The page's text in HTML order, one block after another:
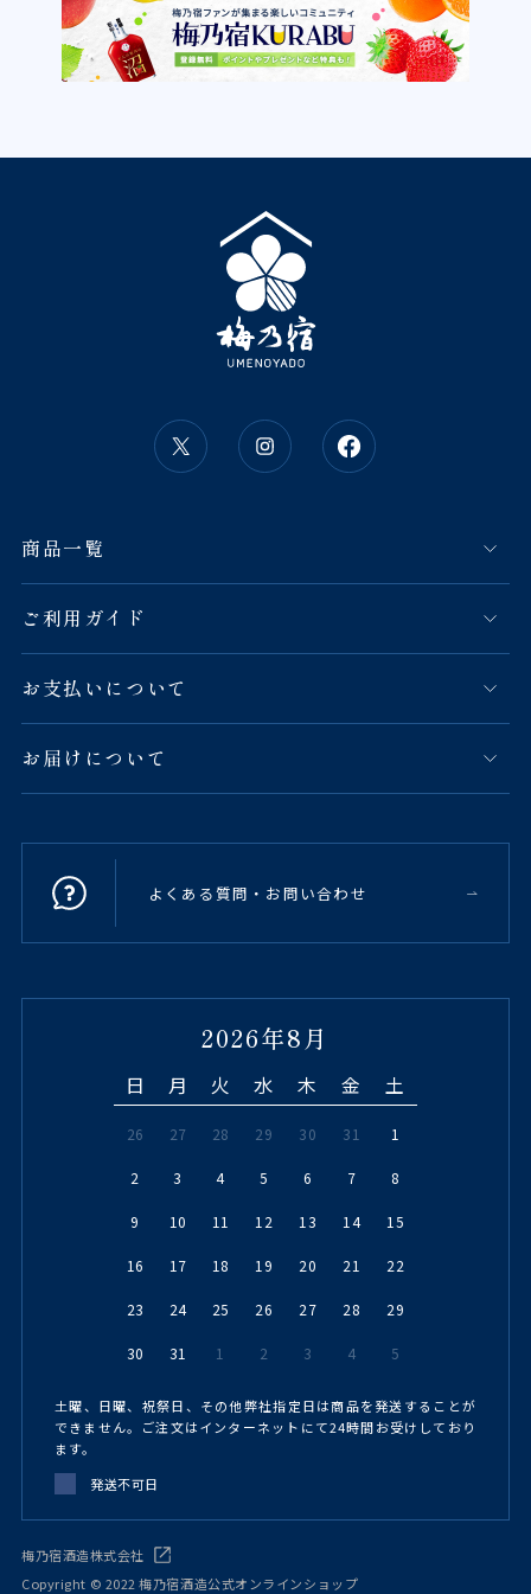
商品一覧
ご利用ガイド
お支払いについて
お届けについて
よくある質問・お問い合わせ
2026年8月
日 月 火 水 木 金 土
26 27 28 29 30 31 1
2 3 4 5 6 7 8
9 10 11 12 13 14 15
16 17 18 19 20 21 22
23 24 25 26 27 28 29
30 31 1 2 3 4 5
土曜、日曜、祝祭日、その他弊社指定日は商品を発送することが
できません。ご注文はインターネットにて24時間お受けしており
ます。
発送不可日
梅乃宿酒造株式会社
Copyright © 2022 梅乃宿酒造公式オンラインショップ